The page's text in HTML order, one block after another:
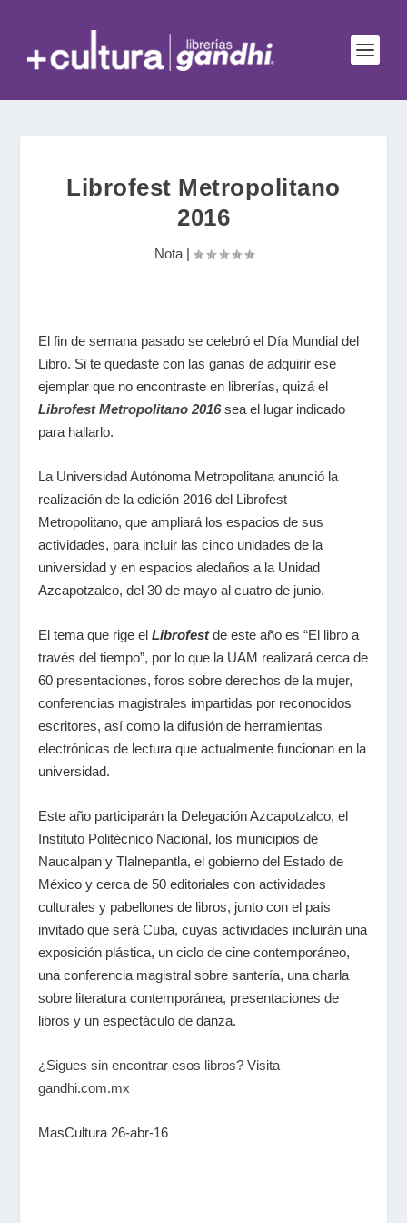
Librofest Metropolitano
2016
Nota|
El fin de semana pasado se celebró el Día Mundial del
Libro. Si te quedaste con las ganas de adquirir ese
ejemplar que no encontraste en librerías, quizá el
Librofest Metropolitano 2016sea el lugar indicado
para hallarlo.
La Universidad Autónoma Metropolitana anunció la
realización de la edición 2016 del Librofest
Metropolitano, que ampliará los espacios de sus
actividades, para incluir las cinco unidades de la
universidad y en espacios aledaños a la Unidad
Azcapotzalco, del 30 de mayo al cuatro de junio.
El tema que rige elLibrofestde este año es “El libro a
través del tiempo”, por lo que la UAM realizará cerca de
60 presentaciones, foros sobre derechos de la mujer,
conferencias magistrales impartidas por reconocidos
escritores, así como la difusión de herramientas
electrónicas de lectura que actualmente funcionan en la
universidad.
Este año participarán la Delegación Azcapotzalco, el
Instituto Politécnico Nacional, los municipios de
Naucalpan y Tlalnepantla, el gobierno del Estado de
México y cerca de 50 editoriales con actividades
culturales y pabellones de libros, junto con el país
invitado que será Cuba, cuyas actividades incluirán una
exposición plástica, un ciclo de cine contemporáneo,
una conferencia magistral sobre santería, una charla
sobre literatura contemporánea, presentaciones de
libros y un espectáculo de danza.
¿Sigues sin encontrar esos libros? Visita
gandhi.com.mx
MasCultura 26-abr-16